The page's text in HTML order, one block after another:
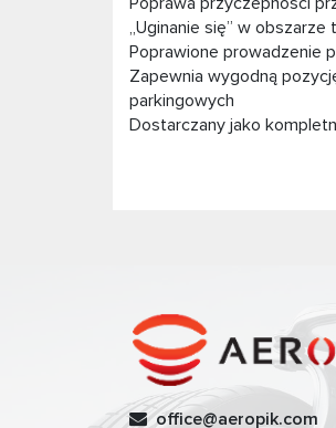
„Uginanie się” w
Poprawione prowadzenie
Zapewnia wygodną
parkingowych
Dostarczany jako
office@aeropik.com